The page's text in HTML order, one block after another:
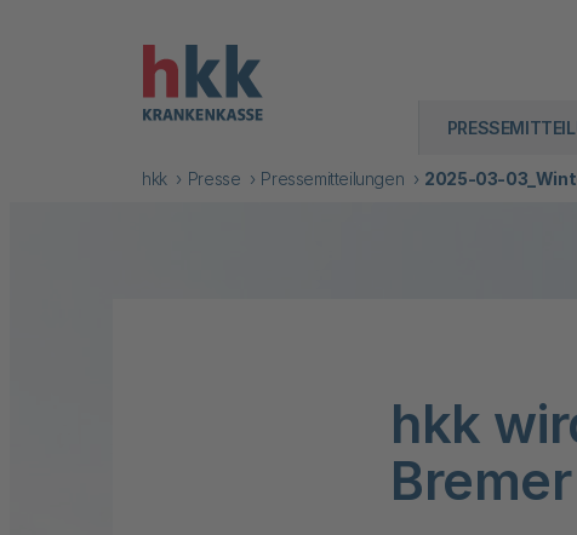
hkk Presse Pressemitteilungen 2025-03-
hkk